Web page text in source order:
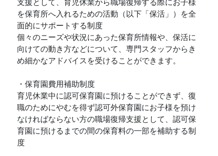
支援として、育児休業から職場復帰する際にお子様
を保育所へ入れるための活動（以下「保活」）を全
面的にサポートする制度
個々のニーズや状況にあった保育所情報や、保活に
向けての動き方などについて、専門スタッフからき
め細かなアドバイスを受けることができます。
・保育園費用補助制度
育児休業中に認可保育園に預けることができず、復
職のためにやむを得ず認可外保育園にお子様を預け
なければならない方の職場復帰支援として、認可保
育園に預けるまでの間の保育料の一部を補助する制
度